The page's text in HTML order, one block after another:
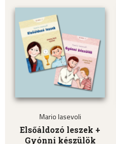
Mario Iasevoli
Elsőáldozó leszek +
Gyónni készülök